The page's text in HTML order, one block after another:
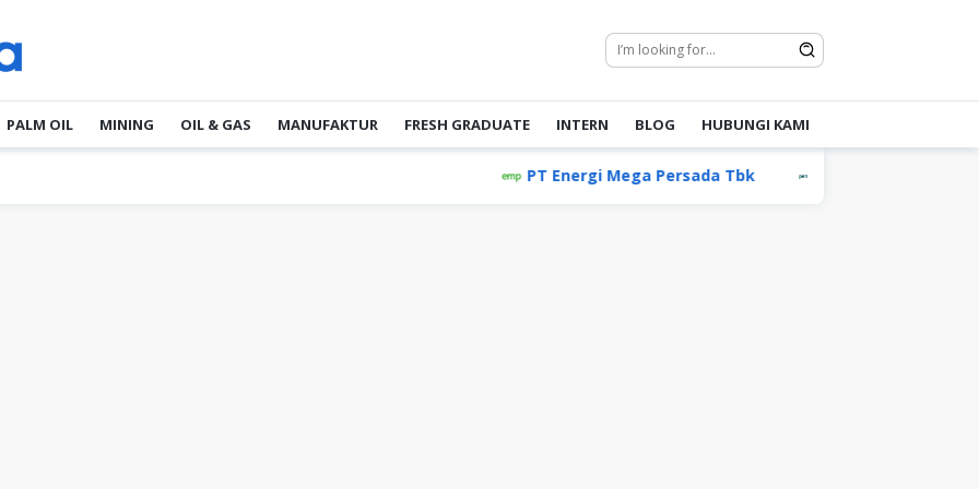
PALM OIL MINING OIL & GAS MANUFAKTUR FRESH GRADUATE INTERN BLOG HUBUNGI KAMI
PT Energi Mega Persada Tbk Permata Group